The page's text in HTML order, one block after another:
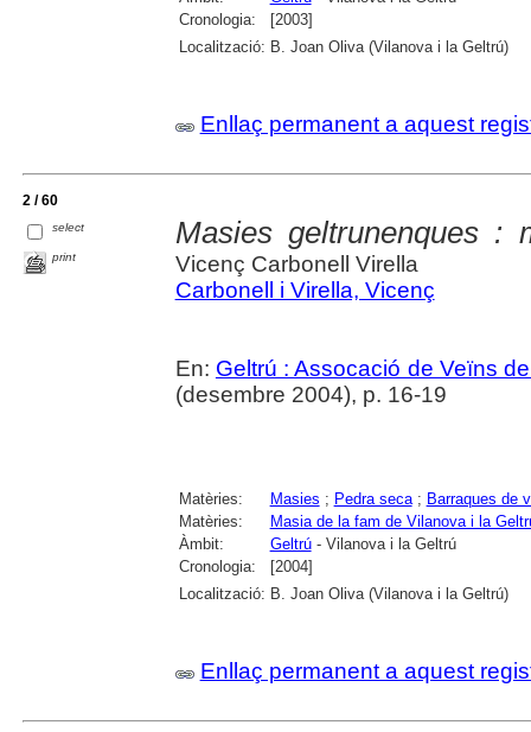
Cronologia:
[2003]
Localització: B. Joan Oliva (Vilanova i la Geltrú)
Enllaç permanent a aquest
2 / 60
select
print
Masies geltrunenques
Vicenç Carbonell Virella
Carbonell i Virella, Vicenç
En: Geltrú : Assocació de Veïns
(desembre 2004), p. 16-19
Matèries: Masies ; Pedra seca; Barraques de
Matèries:
Masia de la fam de Vilanova i la
Àmbit:
Geltrú- Vilanova i la Geltrú
Cronologia:
[2004]
Localització: B. Joan Oliva (Vilanova i la Geltrú)
Enllaç permanent a aquest